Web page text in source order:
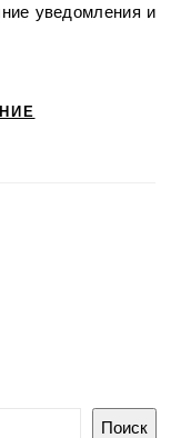
уведомления и
Поиск